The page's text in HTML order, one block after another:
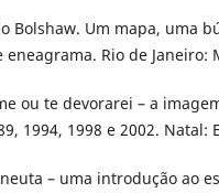
Bolshaw. Um mapa, uma
Rio de Janeiro:
me ou te devorarei – a
1994, 1998 e 2002. Natal:
– uma introdução ao